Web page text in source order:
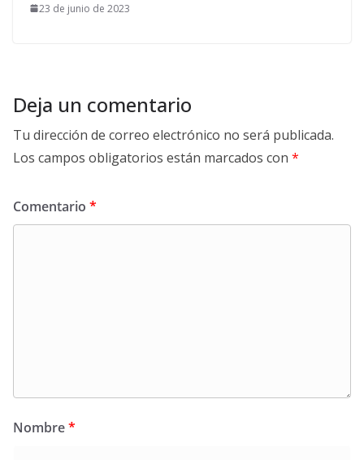
23 de junio de 2023
Deja un comentario
Tu dirección de correo electrónico no será publicada.
Los campos obligatorios están marcados con *
Comentario *
Nombre*